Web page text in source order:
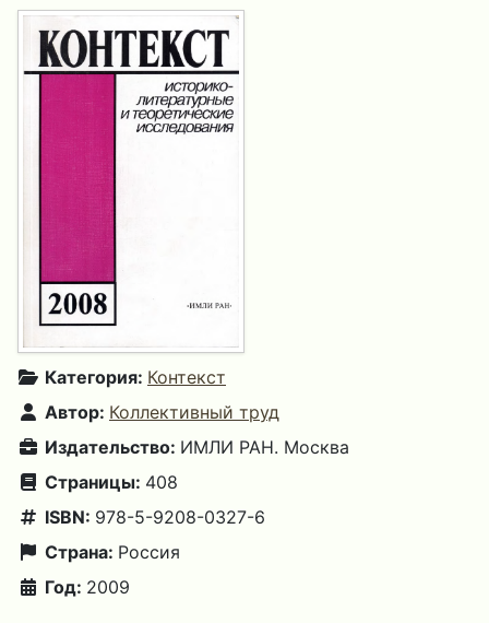
Категория: Контекст
Автор: Коллективный труд
Издательство: ИМЛИ РАН. Москва
Страницы: 408
ISBN: 978-5-9208-0327-6
Страна: Россия
Год: 2009